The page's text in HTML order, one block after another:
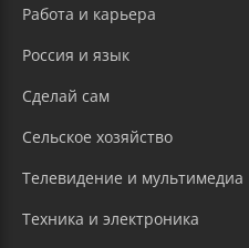
Работа и карьера
Россия и язык
Сделай сам
Сельское хозяйство
Телевидение и мультимедиа
Техника и электроника